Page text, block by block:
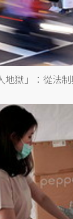
地獄」：從法